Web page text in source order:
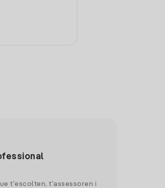
t'escolten, t'assessoren i